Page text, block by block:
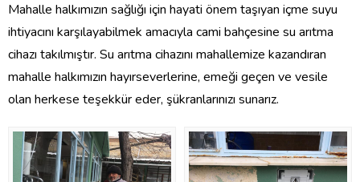
Mahalle halkımızın sağlığı için hayati önem taşıyan içme suyu
ihtiyacını karşılayabilmek amacıyla cami bahçesine su arıtma
cihazı takılmıştır. Su arıtma cihazını mahallemize kazandıran
mahalle halkımızın hayırseverlerine, emeği geçen ve vesile
olan herkese teşekkür eder, şükranlarınızı sunarız.